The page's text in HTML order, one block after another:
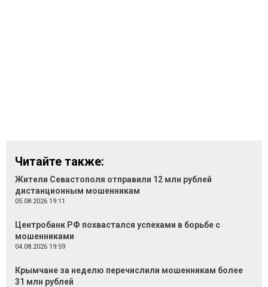
Читайте также:
Жители Севастополя отправили 12 млн рублей
дистанционным мошенникам
05.08.2026 19:11
Центробанк РФ похвастался успехами в борьбе с
мошенниками
04.08.2026 19:59
Крымчане за неделю перечислили мошенникам более
31 млн рублей